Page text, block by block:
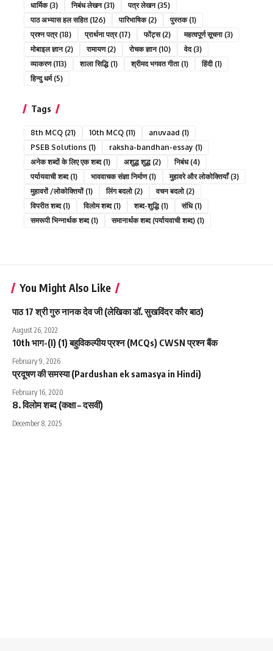
धार्मिक(3) निबंध लेखन(31) पत्र लेखन(35)
पाठ अभ्यास हल सहित(126) पारिभाषिक(2) पुस्तक(1)
प्रश्न पत्र(18) प्रार्थना पत्र(17) फोंट्स(2) महत्वपूर्ण सूचना(3)
मोबाइल ज्ञान(2) रामायण(2) रोचक ज्ञान(10) वेद(3)
व्याकरण(113) शाला सिद्धि(1) श्रीमद भगवत गीता(1) हिंदी(1)
हिन्दु धर्म(5)
Tags
8th MCQ (21) 10th MCQ (11) anuvaad (1)
PSEB Solutions (1) raksha-bandhan-essay (1)
अनेक शब्दों के लिए एक शब्द(1) अशुद्ध शुद्ध(2) निबंध(4)
पर्यायवाची शब्द(1) भाववाचक संज्ञा निर्माण(1) मुहावरे और लोकोक्तियाँ(3)
मुहावरों /लोकोक्तियों(1) लिंग बदलो(2) वचन बदलो(2)
विपरीत शब्द(1) विलोम शब्द(1) शब्द-शुद्धि(1) संधि(1)
समरूपी भिन्नार्थक शब्द(1) समानार्थक शब्द (पर्यायवाची शब्द) (1)
You Might Also Like
पाठ 17 श्री गुरु नानक देव जी (लेखिका डॉ. सुखविंदर कौर बाठ)
August 26, 2022
10th भाग-(I) (1) बहुविकल्पीय प्रश्न (MCQs) CWSN प्रश्न बैंक
February 9, 2026
प्रदूषण की समस्या (Pardushan ek samasya in Hindi)
February 16, 2020
8. विलोम शब्द (कक्षा – दसवीं)
December 8, 2025